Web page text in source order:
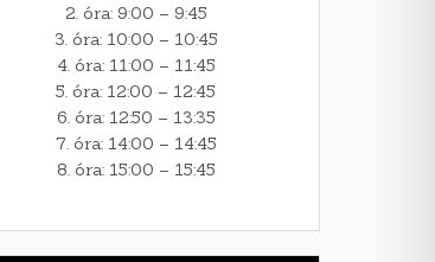
2. óra: 9:00 – 9:45
3. óra: 10:00 – 10:45
4. óra: 11:00 – 11:45
5. óra: 12:00 – 12:45
6. óra: 12:50 – 13:35
7. óra: 14:00 – 14:45
8. óra: 15:00 – 15:45